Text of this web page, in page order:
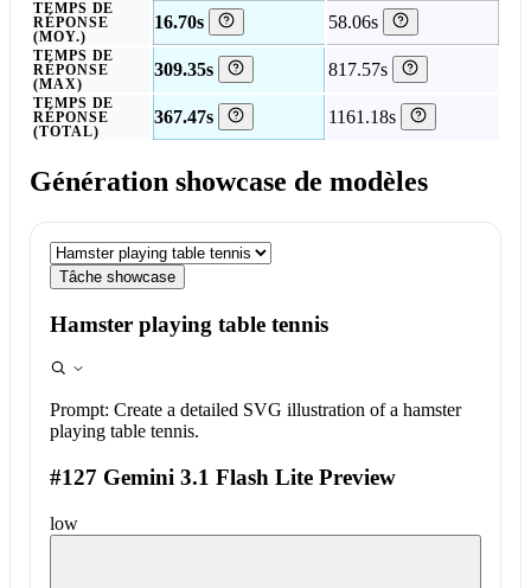
TEMPS DE
RÉPONSE
(MOY.)
16.70s 58.06s
TEMPS DE
RÉPONSE
(MAX)
309.35s 817.57s
TEMPS DE
RÉPONSE
(TOTAL)
367.47s 1161.18s
Génération showcase de modèles
Tâche showcase
Hamster playing table tennis
Prompt: Create a detailed SVG illustration of a hamster
playing table tennis.
#127 Gemini 3.1 Flash Lite Preview
low